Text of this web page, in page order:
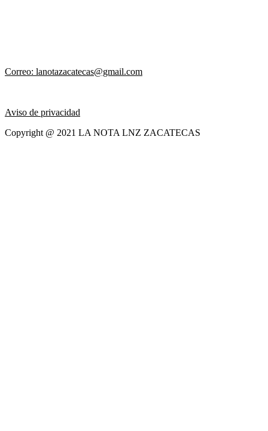
Correo: lanotazacatecas@gmail.com
Aviso de privacidad
Copyright @ 2021 LA NOTA LNZ ZACATECAS